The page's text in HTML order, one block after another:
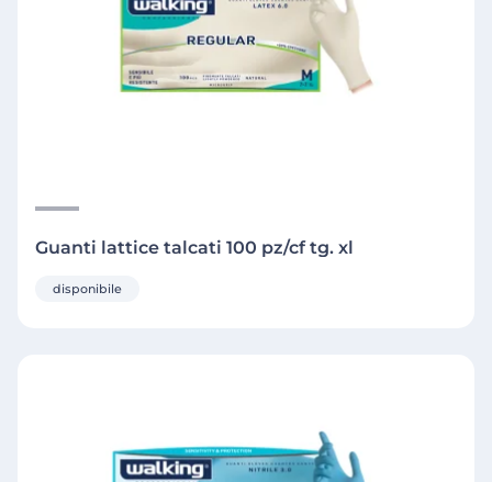
Guanti lattice talcati 100 pz/cf tg. xl
disponibile